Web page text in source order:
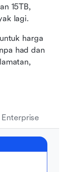
15TB,
lagi.
untuk harga
had dan
Enterprise